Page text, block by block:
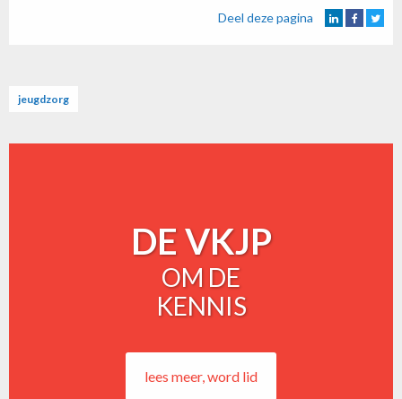
Deel deze pagina
jeugdzorg
DE VKJP
OM DE
KENNIS
lees meer, word lid